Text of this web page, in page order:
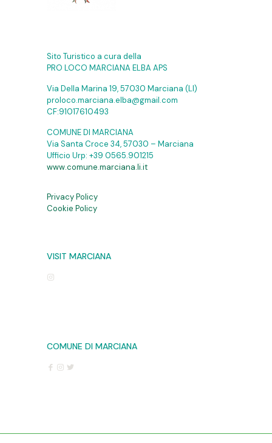
Sito Turistico a cura della
PRO LOCO MARCIANA ELBA APS
Via Della Marina 19, 57030 Marciana (LI)
proloco.marciana.elba@gmail.com
CF:91017610493
COMUNE DI MARCIANA
Via Santa Croce 34, 57030 – Marciana
Ufficio Urp: +39 0565.901215
www.comune.marciana.li.it
Privacy Policy
Cookie Policy
VISIT MARCIANA
COMUNE DI MARCIANA